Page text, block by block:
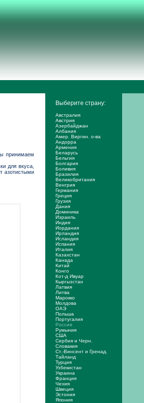
принимаем
для вкуса,
азотистыми
Выберите страну:
Австралия
Австрия
Азербайджан
Албания
Амер. Виргин. о-ва
Андорра
Армения
Беларусь
Бельгия
Болгария
Боливия
Бразилия
Великобритания
Венгрия
Германия
Греция
Грузия
Дания
Доминика
Израиль
Индия
Иордания
Ирландия
Исландия
Испания
Италия
Казахстан
Канада
Китай
Конго
Кот-д Ивуар
Кыргызстан
Латвия
Литва
Марокко
Молдова
ОАЭ
Польша
Португалия
Россия
Румыния
США
Сербия и Черн.
Словакия
Ст.-Винсент и Гренад.
Тайланд
Турция
Узбекистан
Украина
Франция
Чехия
Швеция
Эстония
Япония